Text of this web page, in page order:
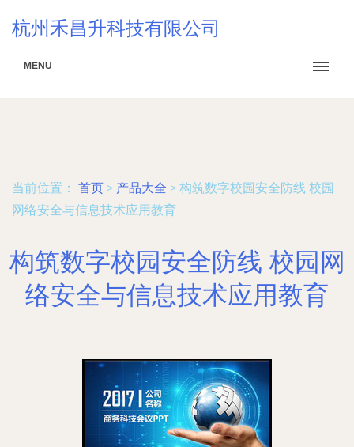
杭州禾昌升科技有限公司
MENU
当前位置： 首页 > 产品大全 > 构筑数字校园安全防线 校园
网络安全与信息技术应用教育
构筑数字校园安全防线 校园网
络安全与信息技术应用教育